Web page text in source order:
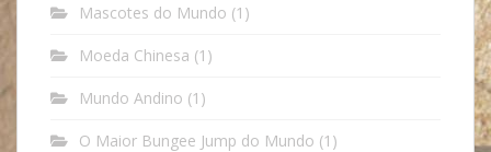
Mascotes do Mundo (1)
Moeda Chinesa (1)
Mundo Andino (1)
O Maior Bungee Jump do Mundo (1)